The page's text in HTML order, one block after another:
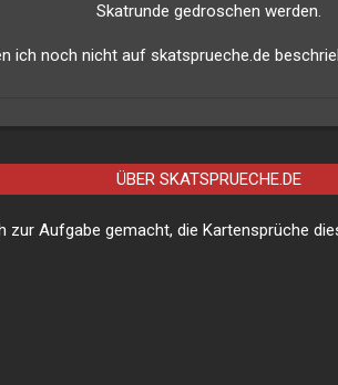
Skatrunde gedroschen werden.
ich noch nicht auf skatsprueche.de
ÜBER SKATSPRUECHE.DE
zur Aufgabe gemacht, die Kartensprüche